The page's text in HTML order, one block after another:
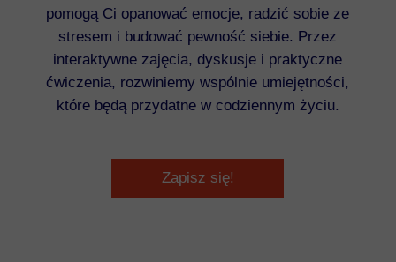
Zapisz się!
pomogą Ci opanować emocje, radzić sobie ze
stresem i budować pewność siebie. Przez
interaktywne zajęcia, dyskusje i praktyczne
ćwiczenia, rozwiniemy wspólnie umiejętności,
które będą przydatne w codziennym życiu.